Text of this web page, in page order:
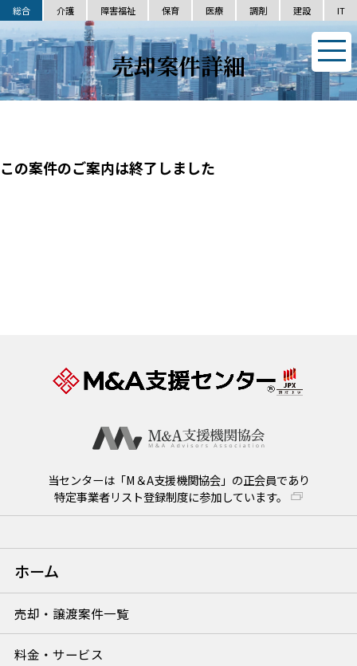
総合 介護 障害福祉 保育 医療 調剤 建設 IT
売却案件詳細
この案件のご案内は終了しました
当センターは「M＆A支援機関協会」の正会員であり
特定事業者リスト登録制度に参加しています。
ホーム
売却・譲渡案件一覧
料金・サービス